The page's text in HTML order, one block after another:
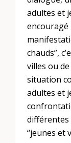
adultes et
encouragé
chauds”,
villes ou
situation
adultes et
“jeunes et